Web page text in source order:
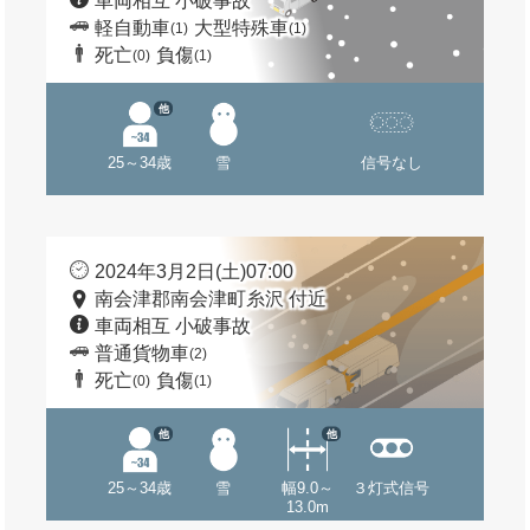
軽自動車(1) 大型特殊車(1)
死亡(0) 負傷(1)
25～34歳
他
雪 信号なし
2024年3月2日(土)07:00
南会津郡南会津町糸沢 付近
車両相互 小破事故
普通貨物車(2)
死亡(0) 負傷(1)
25～34歳
他
雪
幅9.0～
13.0m
他
３灯式信号